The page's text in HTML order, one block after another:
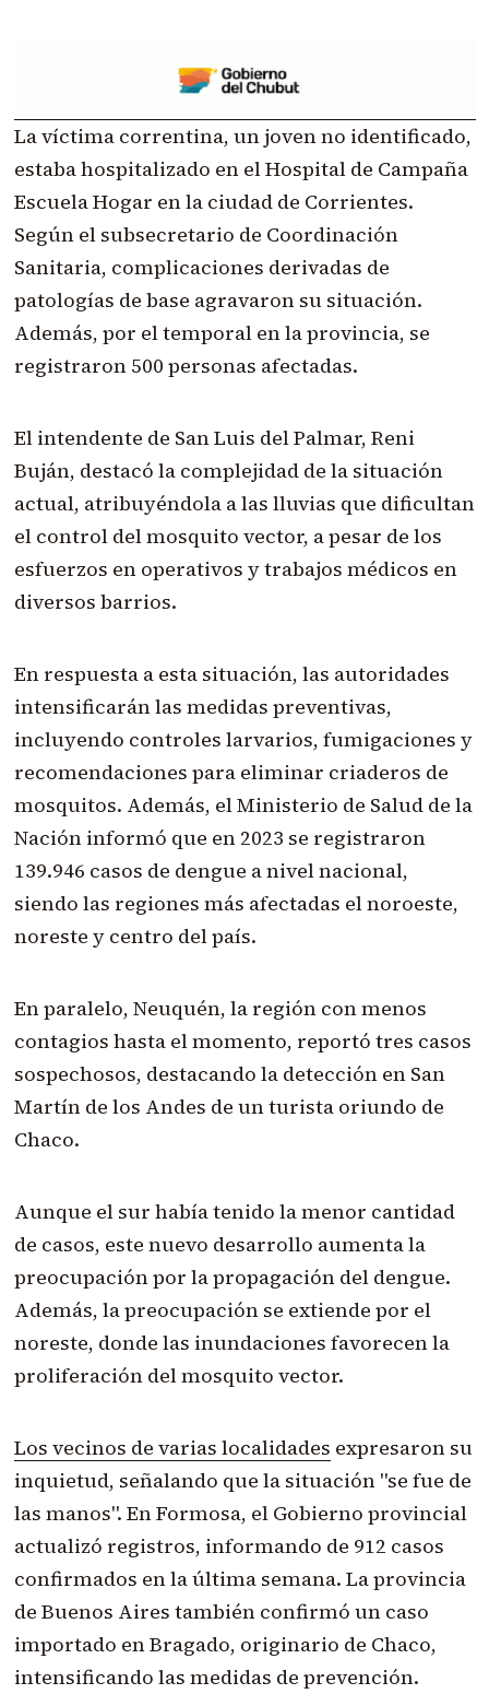
La víctima correntina, un joven no identificado,
estaba hospitalizado en el Hospital de Campaña
Escuela Hogar en la ciudad de Corrientes.
Según el subsecretario de Coordinación
Sanitaria, complicaciones derivadas de
patologías de base agravaron su situación.
Además, por el temporal en la provincia, se
registraron 500 personas afectadas.
El intendente de San Luis del Palmar, Reni
Buján, destacó la complejidad de la situación
actual, atribuyéndola a las lluvias que dificultan
el control del mosquito vector, a pesar de los
esfuerzos en operativos y trabajos médicos en
diversos barrios.
En respuesta a esta situación, las autoridades
intensificarán las medidas preventivas,
incluyendo controles larvarios, fumigaciones y
recomendaciones para eliminar criaderos de
mosquitos. Además, el Ministerio de Salud de la
Nación informó que en 2023 se registraron
139.946 casos de dengue a nivel nacional,
siendo las regiones más afectadas el noroeste,
noreste y centro del país.
En paralelo, Neuquén, la región con menos
contagios hasta el momento, reportó tres casos
sospechosos, destacando la detección en San
Martín de los Andes de un turista oriundo de
Chaco.
Aunque el sur había tenido la menor cantidad
de casos, este nuevo desarrollo aumenta la
preocupación por la propagación del dengue.
Además, la preocupación se extiende por el
noreste, donde las inundaciones favorecen la
proliferación del mosquito vector.
Los vecinos de varias localidades expresaron su
inquietud, señalando que la situación "se fue de
las manos". En Formosa, el Gobierno provincial
actualizó registros, informando de 912 casos
confirmados en la última semana. La provincia
de Buenos Aires también confirmó un caso
importado en Bragado, originario de Chaco,
intensificando las medidas de prevención.